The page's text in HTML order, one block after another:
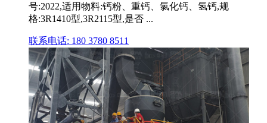
号:2022,适用物料:钙粉、重钙、氯化钙、氢钙,规
格:3R1410型,3R2115型,是否 ...
联系电话: 180 3780 8511